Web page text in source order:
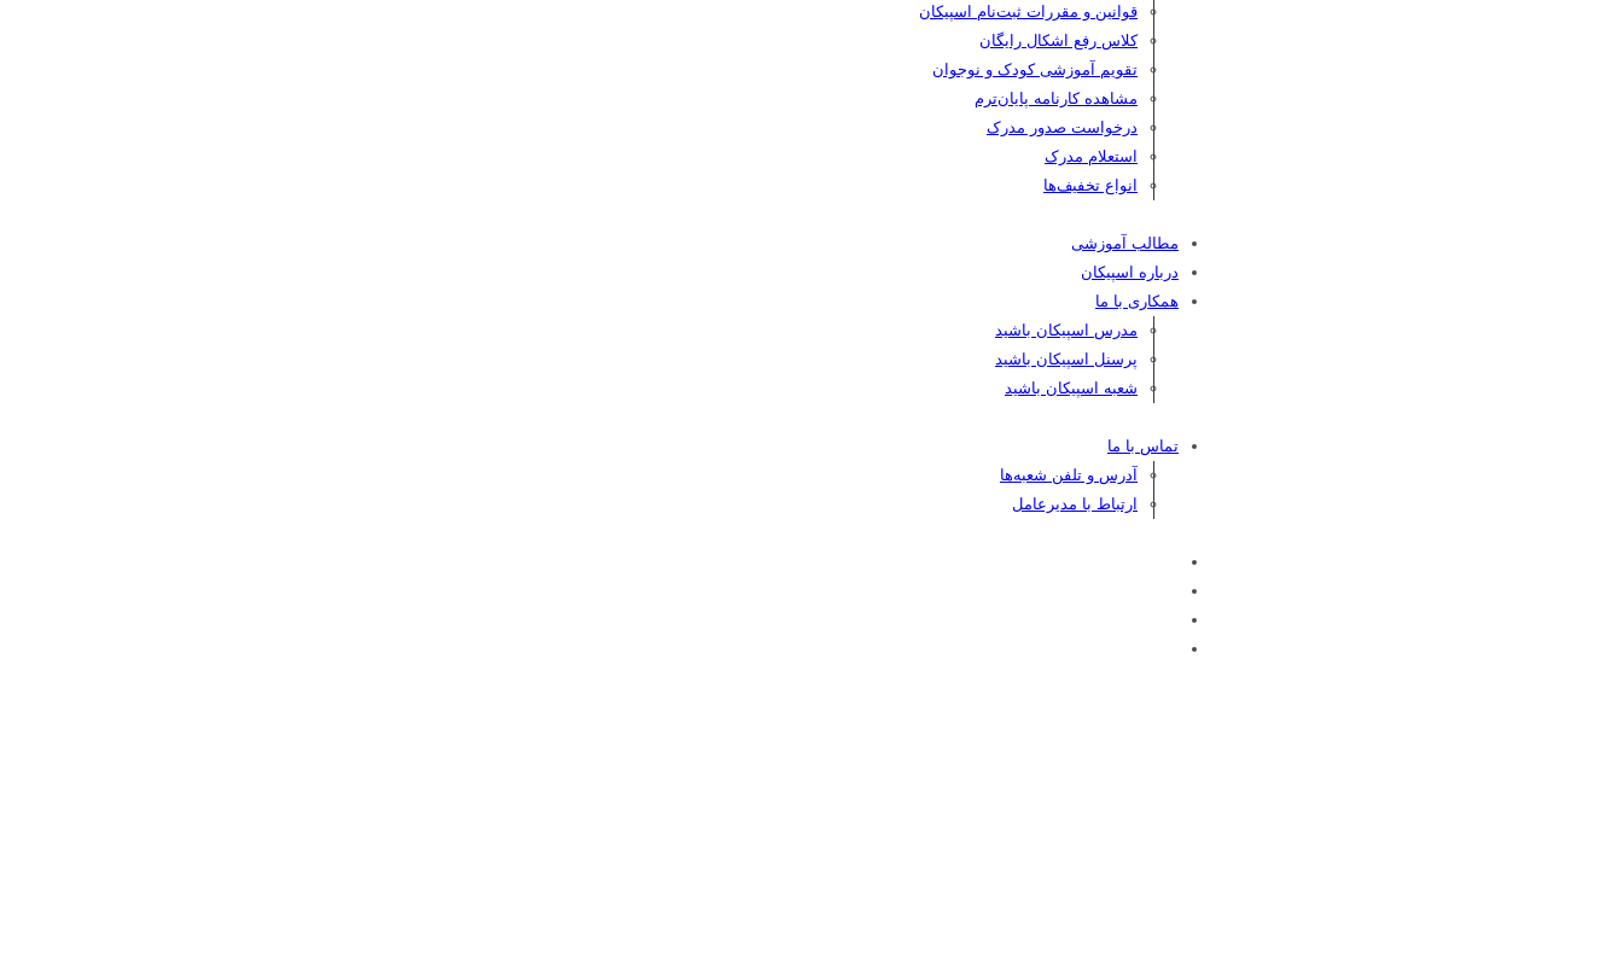
قوانین و مقررات ثبت‌نام اسپیکان
کلاس رفع اشکال رایگان
تقویم آموزشی کودک و نوجوان
مشاهده کارنامه پایان‌ترم
درخواست صدور مدرک
استعلام مدرک
انواع تخفیف‌ها
مطالب آموزشی
درباره اسپیکان
همکاری با ما
مدرس اسپیکان باشید
پرسنل اسپیکان باشید
شعبه اسپیکان باشید
تماس با ما
آدرس و تلفن شعبه‌ها
ارتباط با مدیرعامل